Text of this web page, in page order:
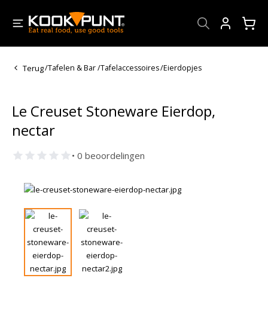
Terug/Tafelen & Bar/Tafelaccessoires/Eierdopjes
Le Creuset Stoneware Eierdop,
nectar
• 0 beoordelingen